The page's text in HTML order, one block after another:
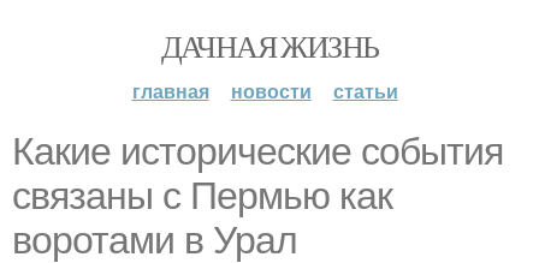
ДАЧНАЯ ЖИЗНЬ
главная новости статьи
Какие исторические события
связаны с Пермью как
воротами в Урал